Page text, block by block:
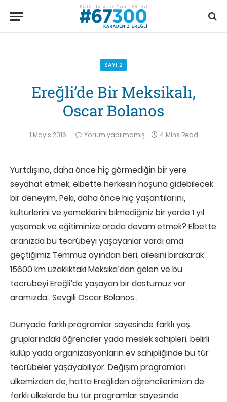
SAYI 2
Ereğli’de Bir Meksikalı,
Oscar Bolanos
1 Mayıs 2016 Yorum yapılmamış 4 Mins Read
Yurtdışına, daha önce hiç görmediğin bir yere
seyahat etmek, elbette herkesin hoşuna gidebilecek
bir deneyim. Peki, daha önce hiç yaşantılarını,
kültürlerini ve yemeklerini bilmediğiniz bir yerde 1 yıl
yaşamak ve eğitiminize orada devam etmek? Elbette
aranızda bu tecrübeyi yaşayanlar vardı ama
geçtiğimiz Temmuz ayından beri, ailesini bırakarak
15600 km uzaklıktaki Meksika’dan gelen ve bu
tecrübeyi Ereğli’de yaşayan bir dostumuz var
aramızda.. Sevgili Oscar Bolanos..
Dünyada farklı programlar sayesinde farklı yaş
gruplarındaki öğrenciler yada meslek sahipleri, belirli
kulüp yada organizasyonların ev sahipliğinde bu tür
tecrübeler yaşayabiliyor. Değişim programları
ülkemizden de, hatta Ereğliden öğrencilerimizin de
farklı ülkelerde bu tür programlar sayesinde